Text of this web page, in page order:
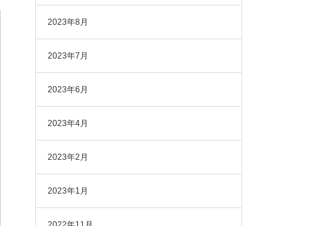
2023年8月
2023年7月
2023年6月
2023年4月
2023年2月
2023年1月